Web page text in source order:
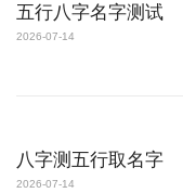
五行八字名字测试
2026-07-14
八字测五行取名字
2026-07-14